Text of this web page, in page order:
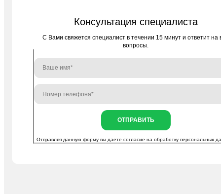
Консультация специалиста
C Вами свяжется специалист в течении 15 минут и ответит на
вопросы.
ОТПРАВИТЬ
Отправляя данную форму вы даете согласие наобработку персональных